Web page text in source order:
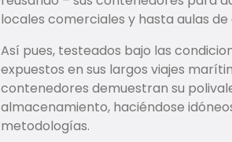
locales comerciales y hasta aulas de
Así pues, testeados bajo las
expuestos en sus largos viajes
contenedores demuestran su
almacenamiento, haciéndose
metodologías.